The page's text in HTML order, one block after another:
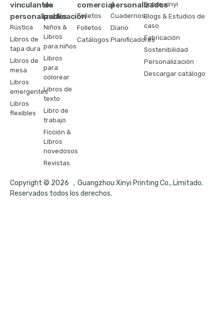
vinculantes
personalizados
Rústica
Libros de
tapa dura
Libros de
mesa
Libros
emergentes
Libros
flexibles
de
publicación
Niños &
Libros
para niños
Libros
para
colorear
Libros de
texto
Libro de
trabajo
Ficción &
Libros
novedosos
Revistas
comercial
Folletos
Folletos
Catálogos
personalizados
Cuadernos
Diario
Planificadores
Sobre xinyi
Blogs & Estudios de
caso
Fabricación
Sostenibilidad
Personalización
Descargar catálogo
Copyright © 2026 ，Guangzhou Xinyi Printing Co., Limitado.
Reservados todos los derechos.